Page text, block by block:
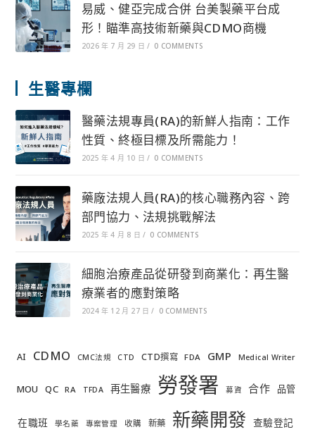
易威、健亞完成合併 台美製藥平台成
形！瞄準高技術新藥與CDMO商機
2026 年 7 月 29 日 / 0 COMMENTS
生醫專欄
醫藥法規專員(RA)的新鮮人指南：工作
性質、終極目標及所需能力！
2025 年 4 月 10 日 / 0 COMMENTS
藥廠法規人員(RA)的核心職務內容、跨
部門協力、法規挑戰解法
2025 年 4 月 8 日 / 0 COMMENTS
細胞治療產品從研發到商業化：再生醫
療業者的應對策略
2024 年 12 月 27 日 / 0 COMMENTS
AI CDMO CMC法規 CTD CTD撰寫 FDA GMP Medical Writer
MOU QC RA TFDA 再生醫療 勞發署 募資 合作 品管
在職班 學名藥 專案管理 收購 新藥 新藥開發 查驗登記